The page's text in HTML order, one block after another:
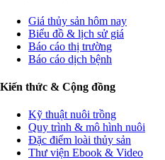
Giá thủy sản hôm nay
Biểu đồ & lịch sử giá
Báo cáo thị trường
Báo cáo dịch bệnh
Kiến thức & Cộng đồng
Kỹ thuật nuôi trồng
Quy trình & mô hình nuôi
Đặc điểm loài thủy sản
Thư viện Ebook & Video